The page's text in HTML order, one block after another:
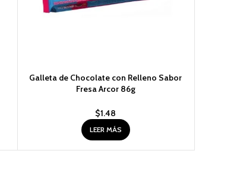
Galleta de Chocolate con Relleno Sabor
Fresa Arcor 86g
$1.48
LEER MÁS